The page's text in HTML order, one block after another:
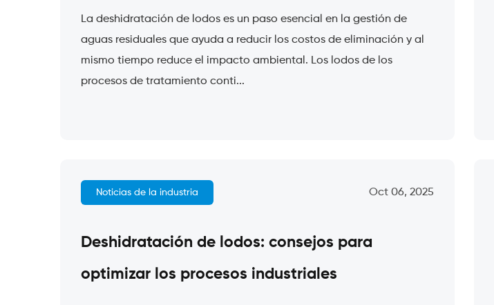
La deshidratación de lodos es un paso esencial en la gestión de
aguas residuales que ayuda a reducir los costos de eliminación y al
mismo tiempo reduce el impacto ambiental. Los lodos de los
procesos de tratamiento conti...
Noticias de la industria Oct 06, 2025
Deshidratación de lodos: consejos para
optimizar los procesos industriales